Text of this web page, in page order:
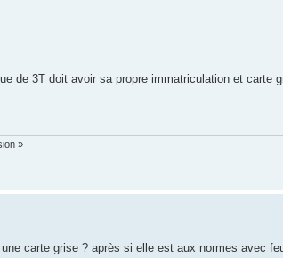
de 3T doit avoir sa propre immatriculation et carte
»
carte grise ? après si elle est aux normes avec